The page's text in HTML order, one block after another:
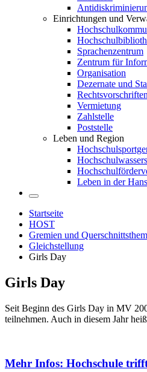
Einrichtungen und
Sprachenzentrum
Zentrum für
Organisation
Dezernate und
Vermietung
Zahlstelle
Poststelle
Leben und Region
Leben in der
Startseite
HOST
Gremien und
Gleichstellung
Girls Day
Girls Day
Seit Beginn des Girls Day in MV
teilnehmen. Auch in diesem Jahr
Mehr Infos: Hoch­schu­le